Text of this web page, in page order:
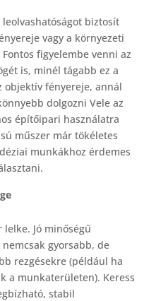
biztosít
vagy a környezeti
figyelembe venni az
is, minél tágabb ez a
fényereje, annál
dolgozni Vele az
építőipari használatra
műszer már tökéletes
munkákhoz érdemes
Jó minőségű
gyorsabb, de
rezgésekre (például ha
a munkaterületen). Keress
stabil